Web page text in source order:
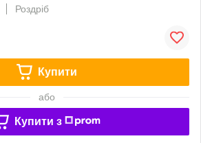
Роздріб
Купити
або
Купити з